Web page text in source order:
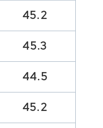
45.2
45.3
44.5
45.2